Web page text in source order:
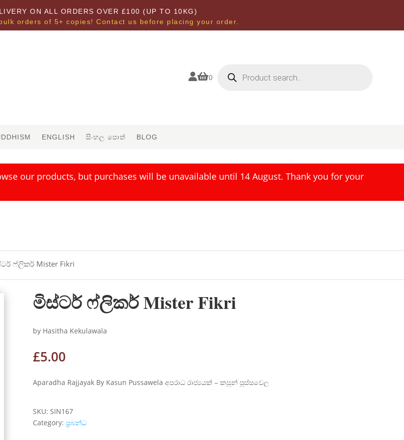
ON ALL ORDERS OVER £100 (UP TO 10KG)
orders of 5+ copies! Contact us before placing your order.
0 search
ENGLISH සිංහල පොත් BLOG
our products, but purchases will be unavailable until 14 August. Thank you for your
ෆ්ලිකර් Mister Fikri
මිස්ටර් ෆ්ලිකර් Mister Fikri
by Hasitha Kekulawala
£5.00
Aparadha Rajjayak By Kasun Pussawela අපරාධ රාජ්‍යයක් – කසුන් පුස්සවෙල
SKU:SIN167
Category:ප්‍රබන්ධ